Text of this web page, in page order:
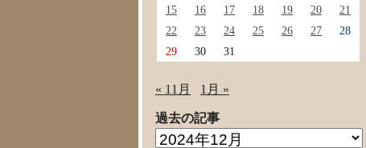
15
16 17 18 19 20
21
22
23 24 25 26 27
28
29
30 31
« 11月 1月 »
過去の記事
過